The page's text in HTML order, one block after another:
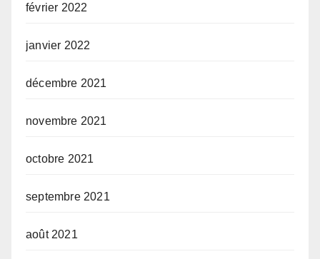
février 2022
janvier 2022
décembre 2021
novembre 2021
octobre 2021
septembre 2021
août 2021